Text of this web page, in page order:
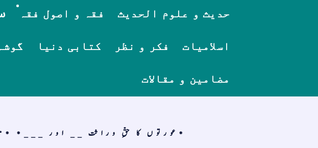
حدیث و علوم الحدیث فقہ و اصول فقہ
اسلامیات فکر و نظر کتابی دنیا
مضامین و مقالات
*عورتوں کا حقِّ وراثت __ اور ___*